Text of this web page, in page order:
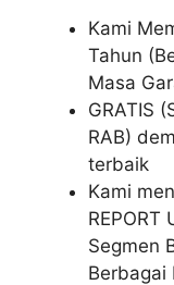
Kami
Tahun
Masa
GRATIS
RAB)
terbaik
Kami
REPORT
Segmen
Berbagai